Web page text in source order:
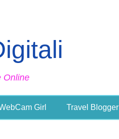
Online
Girl Travel Blogger